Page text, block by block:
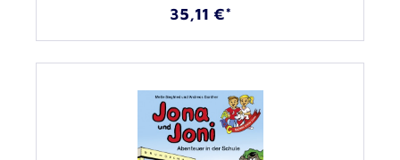
35,11 €*